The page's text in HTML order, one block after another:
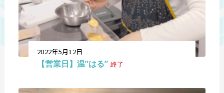
2022年5月12日
【営業日】温”はる” 終了